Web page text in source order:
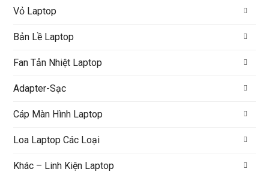
Vỏ Laptop
Bản Lề Laptop
Fan Tản Nhiệt Laptop
Adapter-Sạc
Cáp Màn Hình Laptop
Loa Laptop Các Loại
Khác – Linh Kiện Laptop